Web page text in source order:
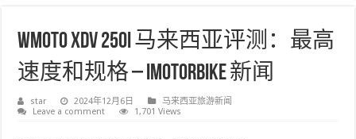
WMOTO XDV 250i 马来西亚评测：最高
速度和规格 – iMotorbike 新闻
star 2024年12月6日
马来西亚旅游新闻
Leave a comment
1,701 Views